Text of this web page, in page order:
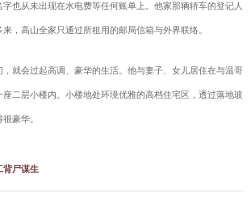
也从未出现在水电费等任何账单上。他家那辆轿车的登记人
，高山全家只通过所租用的邮局信箱与外界联络。
会过起高调、豪华的生活。他与妻子、女儿居住在与温哥
二层小楼内。小楼地处环境优雅的高档住宅区，透过落地玻
豪华。
背尸谋生